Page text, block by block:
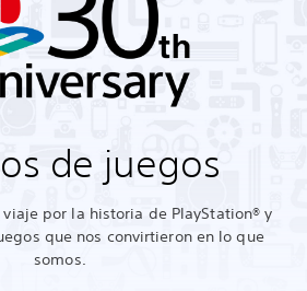
de juegos
por la historia de PlayStation® y
que nos convirtieron en lo que
somos.